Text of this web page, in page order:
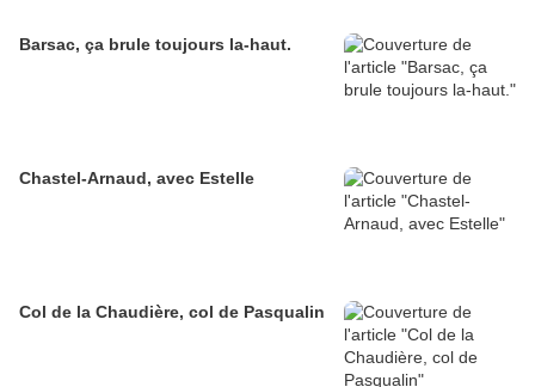
Barsac, ça brule toujours la-haut.
Chastel-Arnaud, avec Estelle
Col de la Chaudière, col de Pasqualin